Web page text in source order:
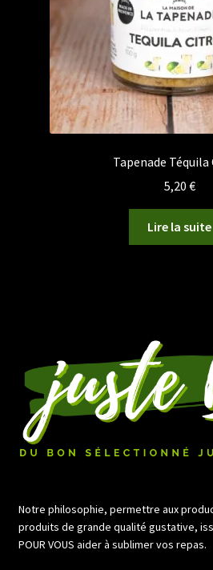
Tapenade
5,20 €
Lire la suite
Notre philosophie, permettre aux
produits de grande qualité gustative,
POUR VOUS aider à sublimer vos repas.